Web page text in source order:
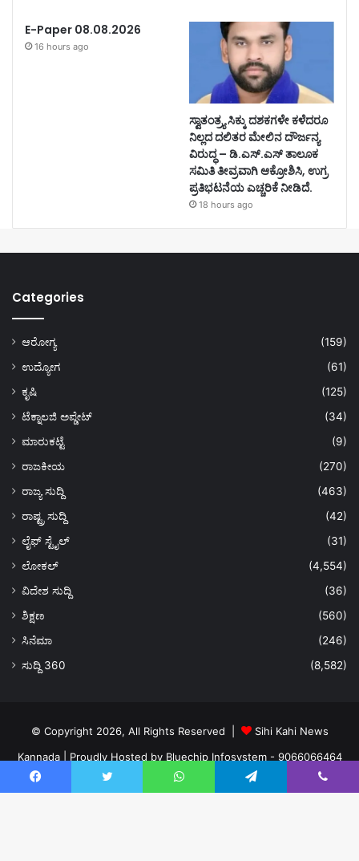
E-Paper 08.08.2026
16 hours ago
ಸ್ವಾತಂತ್ರ್ಯ ಸಿಕ್ಕು ದಶಕಗಳೇ ಕಳೆದರೂ
ನಿಲ್ಲದ ದಲಿತರ ಮೇಲಿನ ದೌರ್ಜನ್ಯ
ವಿರುದ್ಧ – ಡಿ.ಎಸ್.ಎಸ್ ತಾಲೂಕ
ಸಮಿತಿ ತೀವ್ರವಾಗಿ ಆಕ್ರೋಶಿಸಿ, ಉಗ್ರ
ಪ್ರತಿಭಟನೆಯ ಎಚ್ಚರಿಕೆ ನೀಡಿದೆ.
18 hours ago
Categories
ಆರೋಗ್ಯ
(159)
ಉದ್ಯೋಗ
(61)
ಕೃಷಿ
(125)
ಟೆಕ್ನಾಲಜಿ ಅಪ್ಡೇಟ್
(34)
ಮಾರುಕಟ್ಟೆ
(9)
ರಾಜಕೀಯ
(270)
ರಾಜ್ಯ ಸುದ್ದಿ
(463)
ರಾಷ್ಟ್ರ ಸುದ್ದಿ
(42)
ಲೈಫ್ ಸ್ಟೈಲ್
(31)
ಲೋಕಲ್
(4,554)
ವಿದೇಶ ಸುದ್ದಿ
(36)
ಶಿಕ್ಷಣ
(560)
ಸಿನೆಮಾ
(246)
ಸುದ್ದಿ 360
(8,582)
© Copyright 2026, All Rights Reserved |
Sihi Kahi News
Kannada| Proudly Hosted by Bluechip Infosystem - 9066066464
About US
Privacy Policy Ads Policy
Terms and Conditions
Facebook Twitter WhatsApp Telegram Viber